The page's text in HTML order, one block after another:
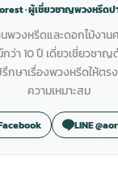
· ผู้เชี่ยวชาญพวงหรีด
นพวงหรีดและดอกไม้งา
ว่า 10 ปี เดี่ยวเชี่ยวชาญ
กษาเรื่องพวงหรีดให้ต
ความเหมาะสม
LINE